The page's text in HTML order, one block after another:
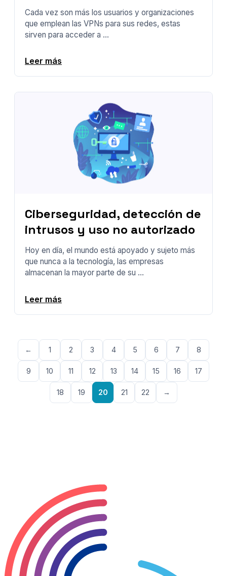
Cada vez son más los usuarios y organizaciones
que emplean las VPNs para sus redes, estas
sirven para acceder a ...
Leer más
Ciberseguridad, detección de
intrusos y uso no autorizado
Hoy en día, el mundo está apoyado y sujeto más
que nunca a la tecnología, las empresas
almacenan la mayor parte de su ...
Leer más
← 1 2 3 4 5 6 7 8
9 10 11 12 13 14 15 16 17
18 19 20 21 22 →